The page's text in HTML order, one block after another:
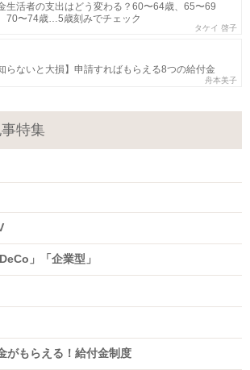
生活者の支出はどう変わる？60〜64歳、65〜69
70〜74歳…5歳刻みでチェック
タケイ 啓子
知らないと大損】申請すればもらえる8つの給付金
舟本美子
特集
」「企業型」
がもらえる！給付金制度